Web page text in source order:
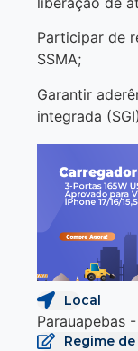
Participar de
SSMA;
Garantir
integrada
Local
Parauapebas -
Regime